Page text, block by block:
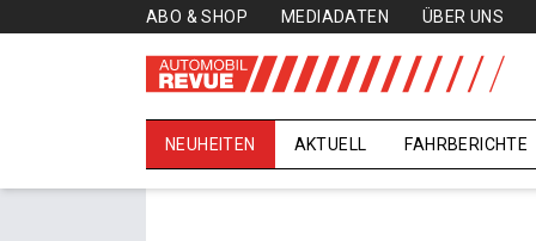
ABO & SHOP MEDIADATEN ÜBER UNS
NEUHEITEN AKTUELL FAHRBERICHTE